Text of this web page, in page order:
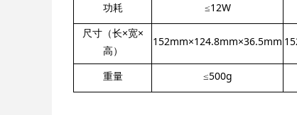
功耗 ≤12W
尺寸（长×宽×
高）
152mm×124.8mm×36.5mm
重量 ≤500g